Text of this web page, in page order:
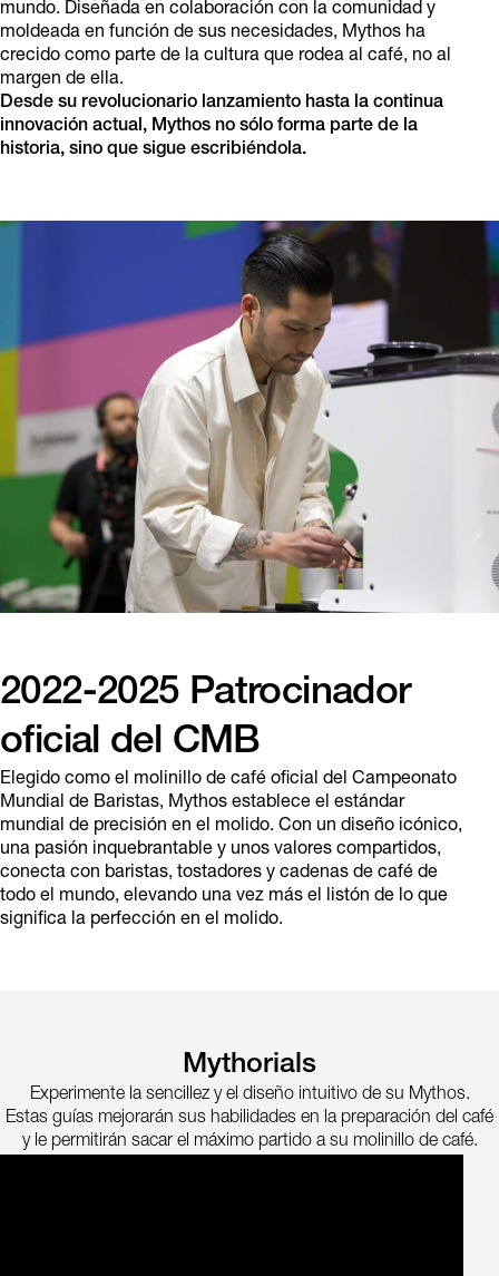
mundo. Diseñada en colaboración con la comunidad y
moldeada en función de sus necesidades, Mythos ha
crecido como parte de la cultura que rodea al café, no al
margen de ella.
Desde su revolucionario lanzamiento hasta la continua
innovación actual, Mythos no sólo forma parte de la
historia, sino que sigue escribiéndola.
2022-2025 Patrocinador
oficial del CMB
Elegido como el molinillo de café oficial del Campeonato
Mundial de Baristas, Mythos establece el estándar
mundial de precisión en el molido. Con un diseño icónico,
una pasión inquebrantable y unos valores compartidos,
conecta con baristas, tostadores y cadenas de café de
todo el mundo, elevando una vez más el listón de lo que
significa la perfección en el molido.
Mythorials
Experimente la sencillez y el diseño intuitivo de su Mythos.
Estas guías mejorarán sus habilidades en la preparación del café
y le permitirán sacar el máximo partido a su molinillo de café.